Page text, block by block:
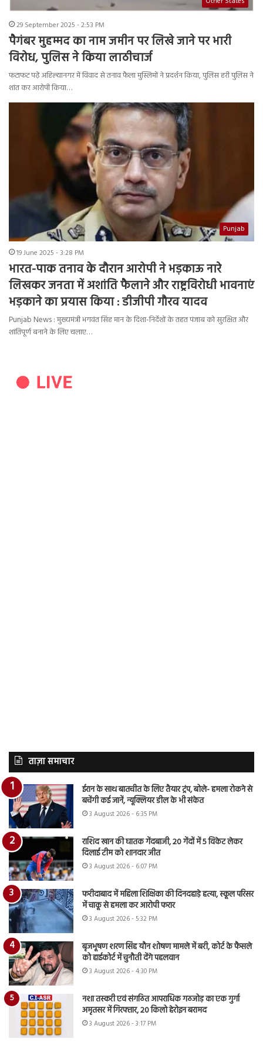
29 September 2025 - 2:53 PM
पैगंबर मुहम्मद का नाम जमीन पर लिखे जाने पर भारी
विरोध, पुलिस ने किया लाठीचार्ज
फटाफट पढ़ें अहिल्यानगर में विवाद से तनाव फैला मुस्लिमों ने प्रदर्शन किया, पुलिस हरी पुलिस ने
शांत कर आरोपी किया…
Punjab
19 June 2025 - 3:28 PM
भारत-पाक तनाव के दौरान आरोपी ने भड़काऊ नारे
लिखकर जनता में अशांति फैलाने और राष्ट्रविरोधी भावनाएं
भड़काने का प्रयास किया : डीजीपी गौरव यादव
Punjab News : मुख्यमंत्री भगवंत सिंह मान के दिशा-निर्देशों के तहत पंजाब को सुरक्षित और
शांतिपूर्ण बनाने के लिए चलाए…
ताज़ा समाचार
ईरान के साथ बातचीत के लिए तैयार ट्रंप, बोले- हमला रोकने से
बचेंगी कई जानें, न्यूक्लियर डील के भी संकेत
3 August 2026 - 6:35 PM
राशिद खान की घातक गेंदबाजी, 20 गेंदों में 5 विकेट लेकर
दिलाई टीम को शानदार जीत
3 August 2026 - 6:07 PM
फरीदाबाद में महिला शिक्षिका की दिनदहाड़े हत्या, स्कूल परिसर
में चाकू से हमला कर आरोपी फरार
3 August 2026 - 5:32 PM
बृजभूषण शरण सिंह यौन शोषण मामले में बरी, कोर्ट के फैसले
को हाईकोर्ट में चुनौती देंगे पहलवान
3 August 2026 - 4:30 PM
नशा तस्करी एवं संगठित आपराधिक गठजोड़ का एक गुर्गा
अमृतसर में गिरफ्तार, 20 किलो हेरोइन बरामद
3 August 2026 - 3:17 PM